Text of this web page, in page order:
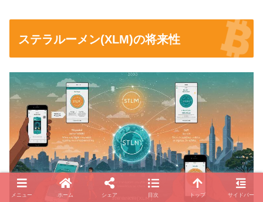
ステラルーメン(XLM)の将来性
メニュー ホーム シェア 目次 トップ サイドバー